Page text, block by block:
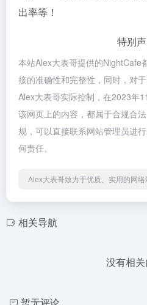
出率等！
特别
本站Alex大表哥提供的NightCafe
接的准确性和完整性，同时，对
Alex大表哥实际控制，在2023年
该网页上的内容，都属于合规合
规，可以直接联系网站管理员进
何责任。
Alex大表哥致力于优质、实用的网络
相关导航
没有相
暂无评论